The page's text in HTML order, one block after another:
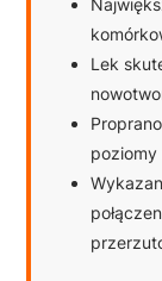
Lek
poziomy